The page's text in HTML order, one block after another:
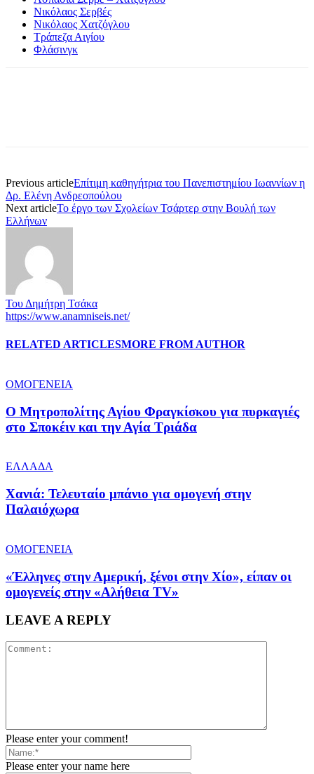
Νικόλαος Σερβές
Νικόλαος Χατζόγλου
Τράπεζα Αιγίου
Φλάσινγκ
Previous articleΕπίτιμη καθηγήτρια του Πανεπιστημίου Ιωαννίων η
Δρ. Ελένη Ανδρεοπούλου
Next articleΤο έργο των Σχολείων Τσάρτερ στην Βουλή των
Ελλήνων
Του Δημήτρη Τσάκα
https://www.anamniseis.net/
RELATED ARTICLESMORE FROM AUTHOR
ΟΜΟΓΕΝΕΙΑ
Ο Μητροπολίτης Αγίου Φραγκίσκου για πυρκαγιές
στο Σποκέιν και την Αγία Τριάδα
ΕΛΛΑΔΑ
Χανιά: Τελευταίο μπάνιο για ομογενή στην
Παλαιόχωρα
ΟΜΟΓΕΝΕΙΑ
«Έλληνες στην Αμερική, ξένοι στην Χίο», είπαν οι
ομογενείς στην «Αλήθεια ΤV»
LEAVE A REPLY
Please enter your comment!
Please enter your name here